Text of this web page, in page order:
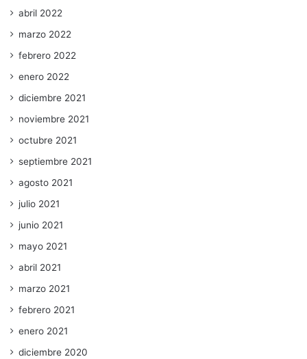
abril 2022
marzo 2022
febrero 2022
enero 2022
diciembre 2021
noviembre 2021
octubre 2021
septiembre 2021
agosto 2021
julio 2021
junio 2021
mayo 2021
abril 2021
marzo 2021
febrero 2021
enero 2021
diciembre 2020